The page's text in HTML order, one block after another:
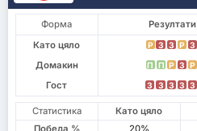
Форма Резултати
Като цяло
P З З P З
Домакин П П P З P
Гост З З З З З
Статистика Като цяло
Победа %
20%